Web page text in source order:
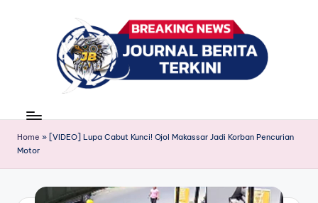
r
n
news
Home » [VIDEO] Lupa Cabut Kunci! Ojol Makassar Jadi Korban Pencurian
Motor